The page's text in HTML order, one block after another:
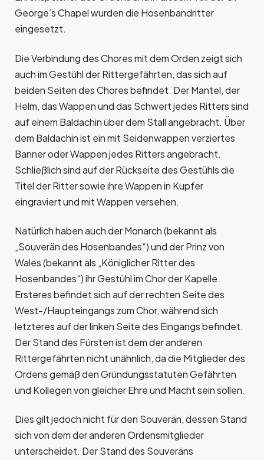
George’s Chapel wurden die Hosenbandritter
eingesetzt.
Die Verbindung des Chores mit dem Orden zeigt sich
auch im Gestühl der Rittergefährten, das sich auf
beiden Seiten des Chores befindet. Der Mantel, der
Helm, das Wappen und das Schwert jedes Ritters sind
auf einem Baldachin über dem Stall angebracht. Über
dem Baldachin ist ein mit Seidenwappen verziertes
Banner oder Wappen jedes Ritters angebracht.
Schließlich sind auf der Rückseite des Gestühls die
Titel der Ritter sowie ihre Wappen in Kupfer
eingraviert und mit Wappen versehen.
Natürlich haben auch der Monarch (bekannt als
„Souverän des Hosenbandes“) und der Prinz von
Wales (bekannt als „Königlicher Ritter des
Hosenbandes“) ihr Gestühl im Chor der Kapelle.
Ersteres befindet sich auf der rechten Seite des
West-/Haupteingangs zum Chor, während sich
letzteres auf der linken Seite des Eingangs befindet.
Der Stand des Fürsten ist dem der anderen
Rittergefährten nicht unähnlich, da die Mitglieder des
Ordens gemäß den Gründungsstatuten Gefährten
und Kollegen von gleicher Ehre und Macht sein sollen.
Dies gilt jedoch nicht für den Souverän, dessen Stand
sich von dem der anderen Ordensmitglieder
unterscheidet. Der Stand des Souveräns